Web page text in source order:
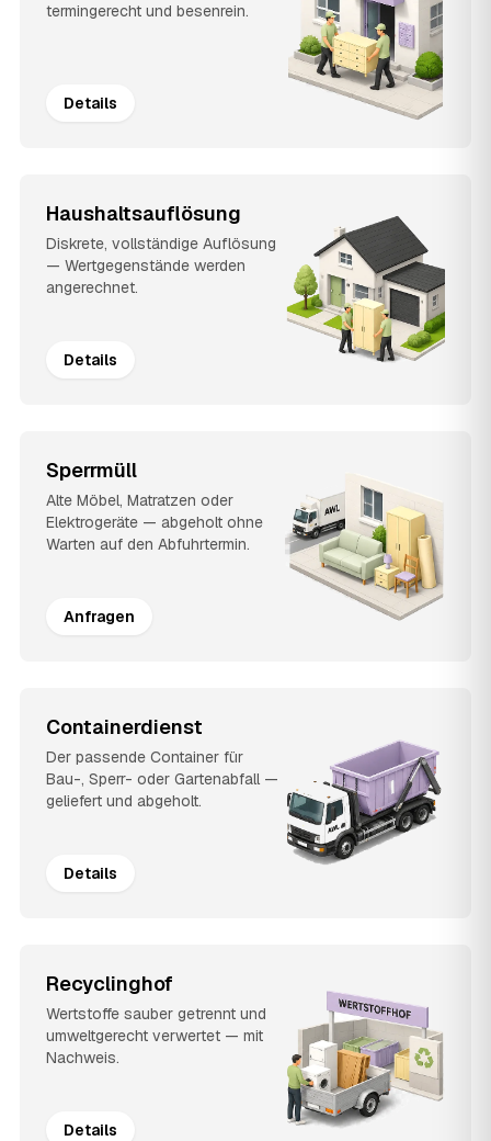
termingerecht und besenrein.
Details
Haushaltsauflösung
Diskrete, vollständige Auflösung
— Wertgegenstände werden
angerechnet.
Details
Sperrmüll
Alte Möbel, Matratzen oder
Elektrogeräte — abgeholt ohne
Warten auf den Abfuhrtermin.
Anfragen
Containerdienst
Der passende Container für
Bau-, Sperr- oder Gartenabfall —
geliefert und abgeholt.
Details
Recyclinghof
Wertstoffe sauber getrennt und
umweltgerecht verwertet — mit
Nachweis.
Details